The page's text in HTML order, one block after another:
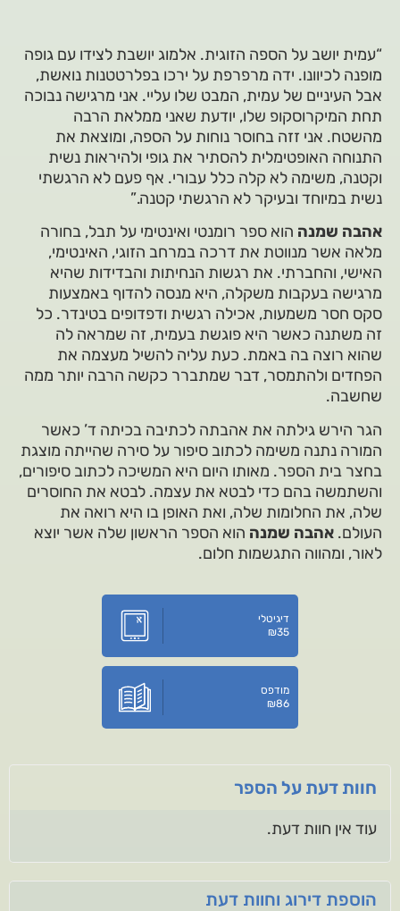
“עמית יושב על הספה הזוגית. אלמוג יושבת לצידו עם גופה
מופנה לכיוונו. ידה מרפרפת על ירכו בפלרטטנות נואשת,
אבל העיניים של עמית, המבט שלו עליי. אני מרגישה נבוכה
תחת המיקרוסקופ שלו, יודעת שאני ממלאת הרבה
מהשטח. אני זזה בחוסר נוחות על הספה, ומוצאת את
התנוחה האופטימלית להסתיר את גופי ולהיראות נשית
וקטנה, משימה לא קלה כלל עבורי. אף פעם לא הרגשתי
נשית במיוחד ובעיקר לא הרגשתי קטנה.”
אהבה שמנה הוא ספר רומנטי ואינטימי על תבל, בחורה
מלאה אשר מנווטת את דרכה במרחב הזוגי, האינטימי,
האישי, והחברתי. את רגשות הנחיתות והבדידות שהיא
מרגישה בעקבות משקלה, היא מנסה להדוף באמצעות
סקס חסר משמעות, אכילה רגשית ודפדופים בטינדר. כל
זה משתנה כאשר היא פוגשת בעמית, זה שמראה לה
שהוא רוצה בה באמת. כעת עליה להשיל מעצמה את
הפחדים ולהתמסר, דבר שמתברר כקשה הרבה יותר ממה
שחשבה.
הגר הירש גילתה את אהבתה לכתיבה בכיתה ד’ כאשר
המורה נתנה משימה לכתוב סיפור על סירה שהייתה מוצגת
בחצר בית הספר. מאותו היום היא המשיכה לכתוב סיפורים,
והשתמשה בהם כדי לבטא את עצמה. לבטא את החוסרים
שלה, את החלומות שלה, ואת האופן בו היא רואה את
העולם. אהבה שמנה הוא הספר הראשון שלה אשר יוצא
לאור, ומהווה התגשמות חלום.
דיגיטלי
₪35
מודפס
₪86
חוות דעת על הספר
עוד אין חוות דעת.
הוספת דירוג וחוות דעת